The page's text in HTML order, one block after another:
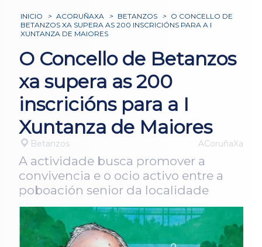
INICIO > ACORUÑAXA > BETANZOS > O CONCELLO DE
BETANZOS XA SUPERA AS 200 INSCRICIÓNS PARA A I
XUNTANZA DE MAIORES
O Concello de Betanzos
xa supera as 200
inscricións para a I
Xuntanza de Maiores
Betanzos ACoruñaXa
A actividade busca promover a
convivencia e o ocio activo entre a
poboación senior da localidade